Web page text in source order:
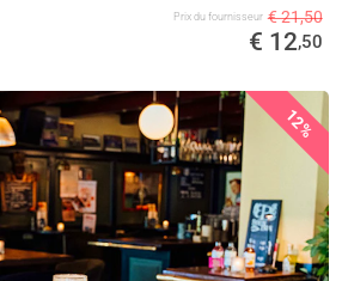
Prix ​​du fournisseur € 21,50
€ 12,50
12%